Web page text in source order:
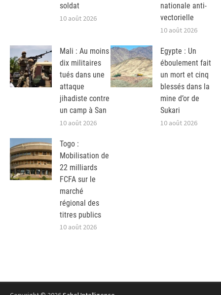
soldat
10 août 2026
nationale anti-
vectorielle
10 août 2026
Mali : Au moins
dix militaires
tués dans une
attaque
jihadiste contre
un camp à San
10 août 2026
Egypte : Un
éboulement fait
un mort et cinq
blessés dans la
mine d’or de
Sukari
10 août 2026
Togo :
Mobilisation de
22 milliards
FCFA sur le
marché
régional des
titres publics
10 août 2026